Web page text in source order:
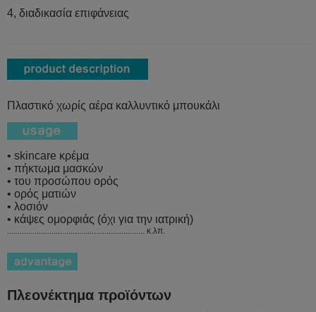
4, διαδικασία επιφάνειας
Πλαστικό χωρίς αέρα καλλυντικό μπουκάλι
• skincare κρέμα
• πήκτωμα μασκών
• του προσώπου ορός
• ορός ματιών
• λοσιόν
• κάψες ομορφιάς (όχι για την ιατρική)
................................................................. κ.λπ.
Πλεονέκτημα προϊόντων